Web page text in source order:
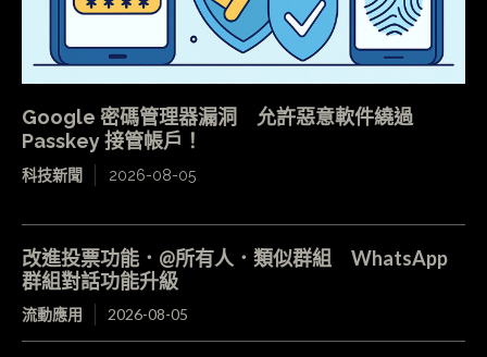
Google 密碼管理器漏洞 允許惡意軟件繞過
Passkey 接管帳戶！
科技新聞 2026-08-05
改進投票功能．@所有人．類似群組 WhatsApp
群組對話功能升級
流動應用 2026-08-05